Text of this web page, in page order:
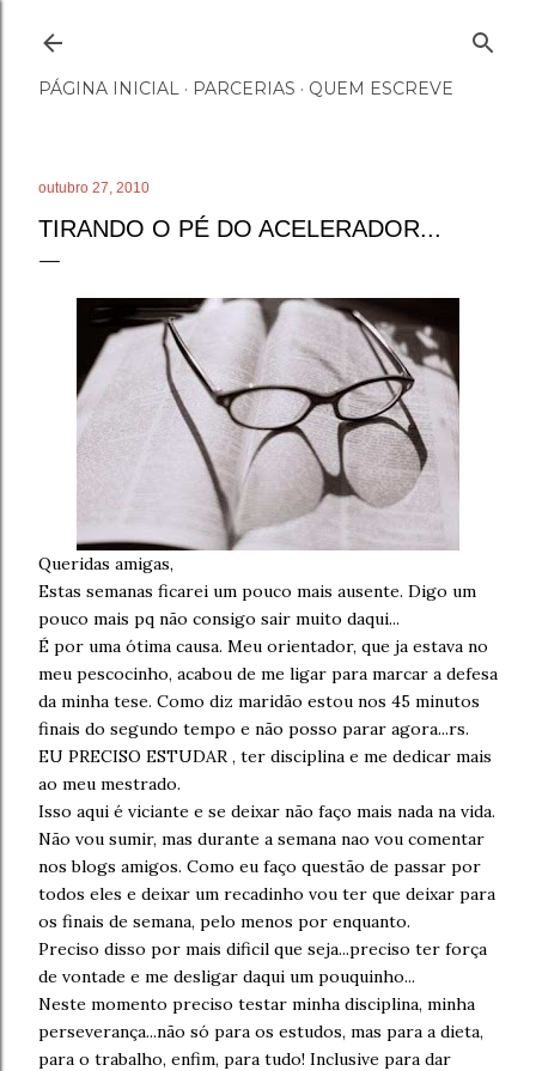
PÁGINA INICIAL PARCERIAS QUEM ESCREVE
outubro 27, 2010
TIRANDO O PÉ DO ACELERADOR...
Queridas amigas,
Estas semanas ficarei um pouco mais ausente. Digo um
pouco mais pq não consigo sair muito daqui...
É por uma ótima causa. Meu orientador, que ja estava no
meu pescocinho, acabou de me ligar para marcar a defesa
da minha tese. Como diz maridão estou nos 45 minutos
finais do segundo tempo e não posso parar agora...rs.
EU PRECISO ESTUDAR , ter disciplina e me dedicar mais
ao meu mestrado.
Isso aqui é viciante e se deixar não faço mais nada na vida.
Não vou sumir, mas durante a semana nao vou comentar
nos blogs amigos. Como eu faço questão de passar por
todos eles e deixar um recadinho vou ter que deixar para
os finais de semana, pelo menos por enquanto.
Preciso disso por mais dificil que seja...preciso ter força
de vontade e me desligar daqui um pouquinho...
Neste momento preciso testar minha disciplina, minha
perseverança...não só para os estudos, mas para a dieta,
para o trabalho, enfim, para tudo! Inclusive para dar